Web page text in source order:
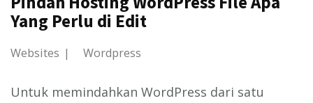
Yang Perlu di Edit
Websites Wordpress
Untuk memindahkan WordPress dari satu